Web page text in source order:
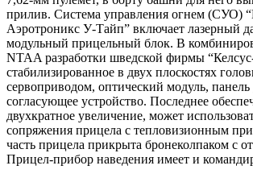
прилив. Система управления огнем (СУО)
Аэротроникс У-Тайп” включает лазерный
модульный прицельный блок. В
NTAA разработки шведской фирмы
стабилизированное в двух плоскостях
сервоприводом, оптический модуль, панель
согласующее устройство. Последнее
двухкратное увеличение, может
сопряжения прицела с тепловизионным
часть прицела прикрыта бронеколпаком с
Прицел-прибор наведения имеет и